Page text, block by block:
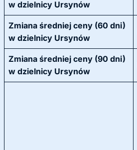
w dzielnicy Ursynów
Zmiana średniej ceny (60 dni)
w dzielnicy Ursynów
Zmiana średniej ceny (90 dni)
w dzielnicy Ursynów